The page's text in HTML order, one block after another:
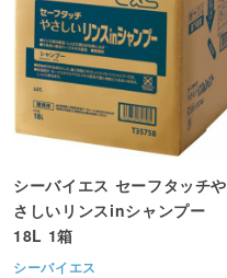
シーバイエス セーフタッチや
さしいリンスinシャンプー
18L 1箱
シーバイエス